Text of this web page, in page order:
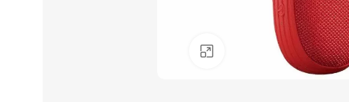
Click to enlarge